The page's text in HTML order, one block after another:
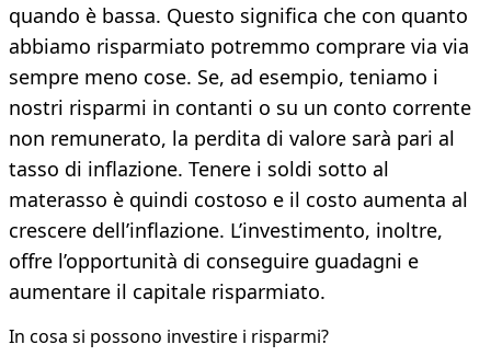
quando è bassa. Questo significa che con quanto
abbiamo risparmiato potremmo comprare via via
sempre meno cose. Se, ad esempio, teniamo i
nostri risparmi in contanti o su un conto corrente
non remunerato, la perdita di valore sarà pari al
tasso di inflazione. Tenere i soldi sotto al
materasso è quindi costoso e il costo aumenta al
crescere dell’inflazione. L’investimento, inoltre,
offre l’opportunità di conseguire guadagni e
aumentare il capitale risparmiato.
In cosa si possono investire i risparmi?